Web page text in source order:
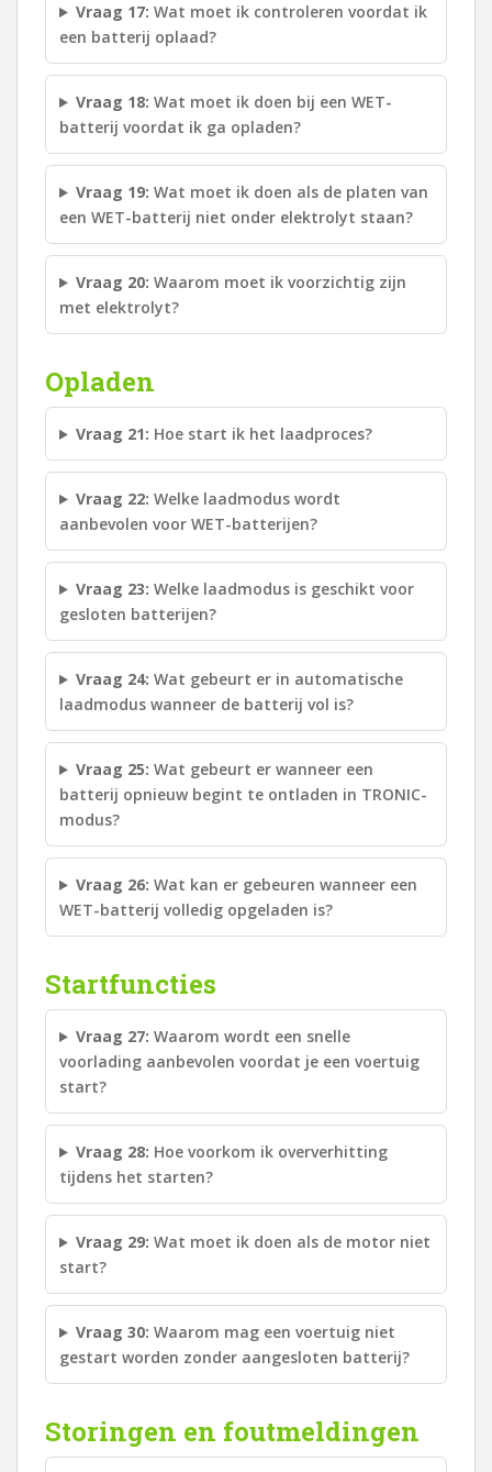
Vraag 17: Wat moet ik controleren voordat ik
een batterij oplaad?
Vraag 18: Wat moet ik doen bij een WET-
batterij voordat ik ga opladen?
Vraag 19: Wat moet ik doen als de platen van
een WET-batterij niet onder elektrolyt staan?
Vraag 20: Waarom moet ik voorzichtig zijn
met elektrolyt?
Opladen
Vraag 21: Hoe start ik het laadproces?
Vraag 22: Welke laadmodus wordt
aanbevolen voor WET-batterijen?
Vraag 23: Welke laadmodus is geschikt voor
gesloten batterijen?
Vraag 24: Wat gebeurt er in automatische
laadmodus wanneer de batterij vol is?
Vraag 25: Wat gebeurt er wanneer een
batterij opnieuw begint te ontladen in TRONIC-
modus?
Vraag 26: Wat kan er gebeuren wanneer een
WET-batterij volledig opgeladen is?
Startfuncties
Vraag 27: Waarom wordt een snelle
voorlading aanbevolen voordat je een voertuig
start?
Vraag 28: Hoe voorkom ik oververhitting
tijdens het starten?
Vraag 29: Wat moet ik doen als de motor niet
start?
Vraag 30: Waarom mag een voertuig niet
gestart worden zonder aangesloten batterij?
Storingen en foutmeldingen